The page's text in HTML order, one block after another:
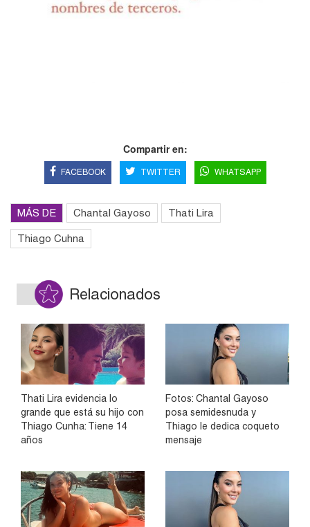
Compartir en:
FACEBOOK TWITTER WHATSAPP
MÁS DE Chantal Gayoso Thati Lira
Thiago Cuhna
Relacionados
Thati Lira evidencia lo
grande que está su hijo con
Thiago Cunha: Tiene 14
años
Fotos: Chantal Gayoso
posa semidesnuda y
Thiago le dedica coqueto
mensaje